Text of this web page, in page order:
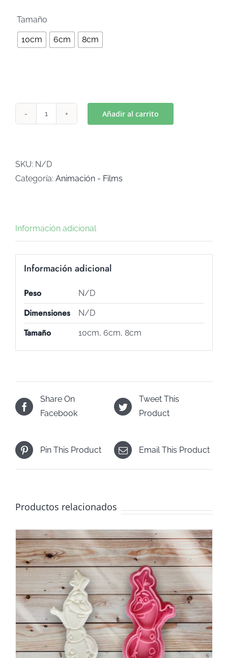
Tamaño
10cm 6cm 8cm
(Art
K-
Añadir al carrito
SKU: N/D
Categoría: Animación - Films
Información adicional
Información adicional
Peso N/D
Dimensiones N/D
Tamaño 10cm, 6cm, 8cm
Share On
Facebook
Tweet This
Product
Pin This Product Email This Product
Productos relacionados